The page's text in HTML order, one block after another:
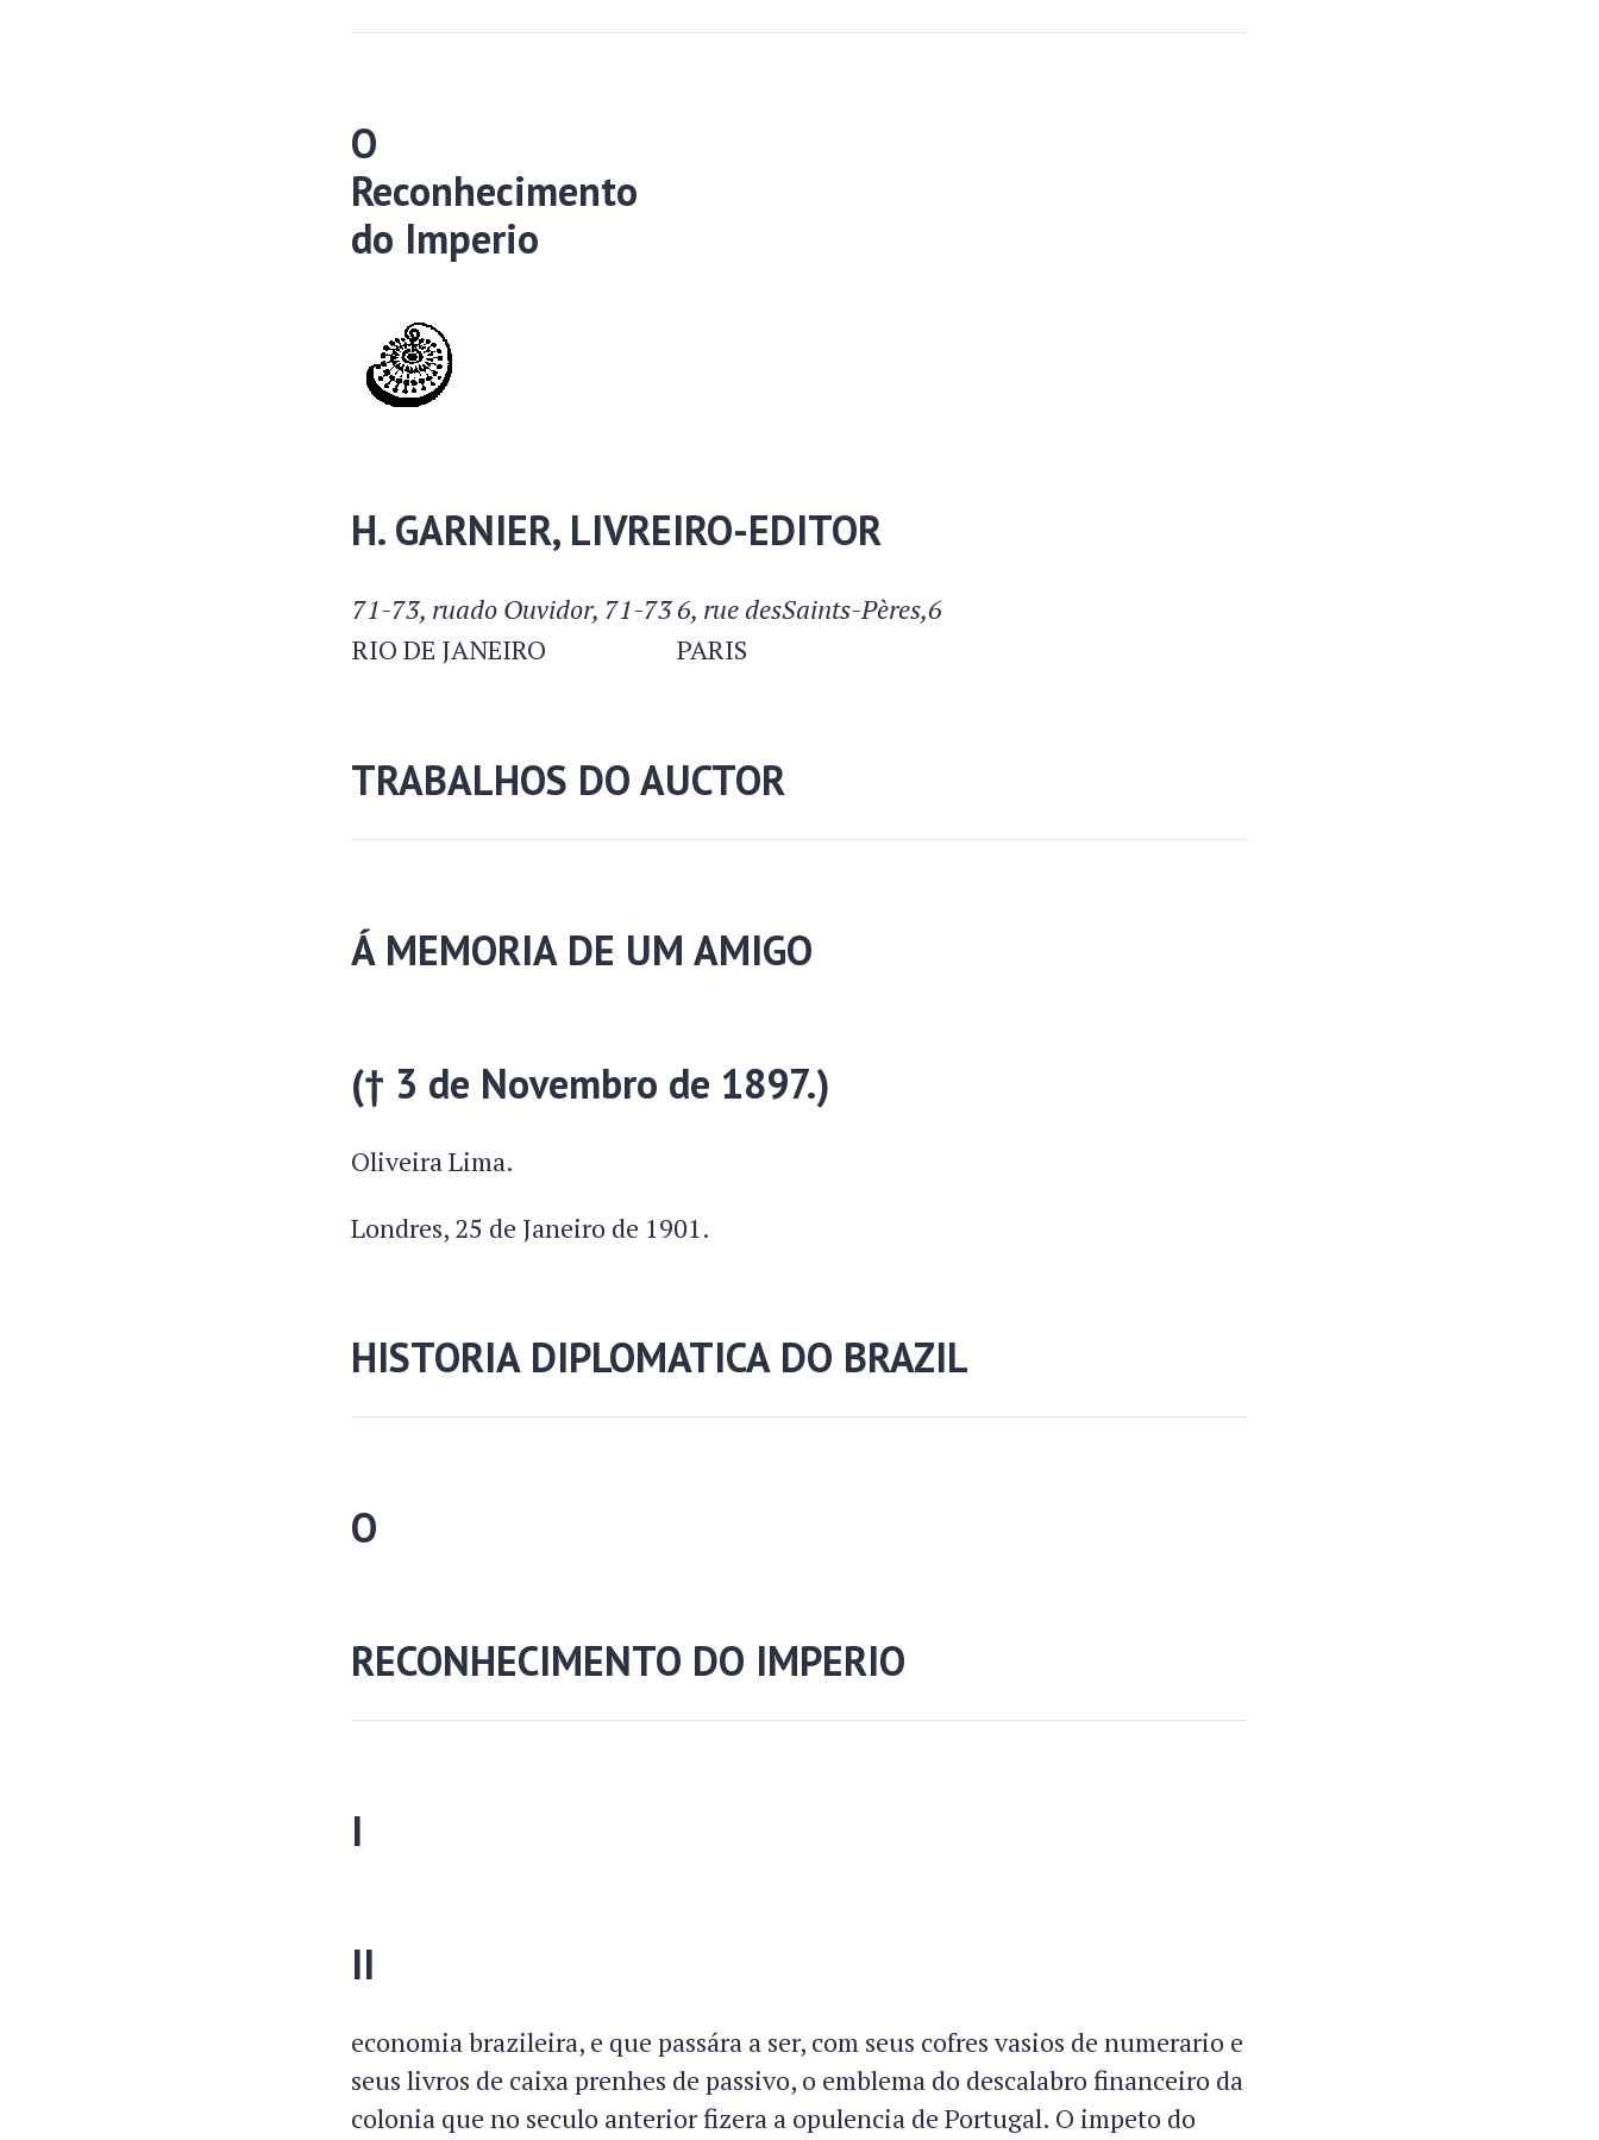
O
Reconhecimento
do Imperio
H. GARNIER, LIVREIRO-EDITOR
71-73, ruado Ouvidor, 71-736, rue desSaints-Pères,6
RIO DE JANEIRO
PARIS
TRABALHOS DO AUCTOR
Á MEMORIA DE UM AMIGO
(† 3 de Novembro de 1897.)
Oliveira Lima.
Londres, 25 de Janeiro de 1901.
HISTORIA DIPLOMATICA DO BRAZIL
O
RECONHECIMENTO DO IMPERIO
I
II
economia brazileira, e que passára a ser, com seus cofres vasios de numerario e
seus livros de caixa prenhes de passivo, o emblema do descalabro financeiro da
colonia que no seculo anterior fizera a opulencia de Portugal. O impeto do